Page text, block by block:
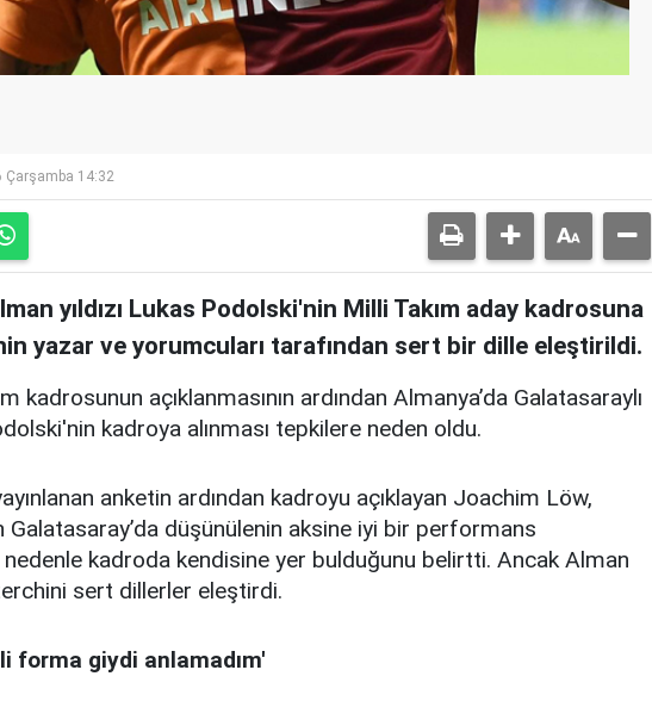
Çarşamba 14:32
yıldızı Lukas Podolski'nin Milli Takım aday kadrosuna
yazar ve yorumcuları tarafından sert bir dille eleştirildi.
kadrosunun açıklanmasının ardından Almanya’da Galatasaraylı
kadroya alınması tepkilere neden oldu.
anketin ardından kadroyu açıklayan Joachim Löw,
Galatasaray’da düşünülenin aksine iyi bir performans
kadroda kendisine yer bulduğunu belirtti. Ancak Alman
sert dillerler eleştirdi.
forma giydi anlamadım'